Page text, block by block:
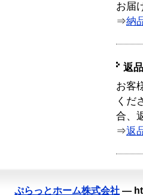
お届
⇒納
返
お客
くだ
合、
⇒返
ぷらっとホーム株式会社 —